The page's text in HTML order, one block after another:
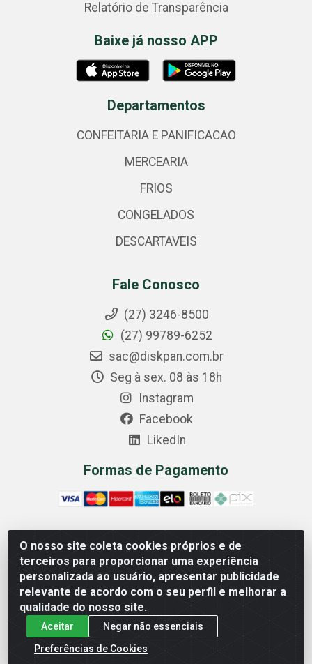
O nosso site coleta cookies próprios e de
terceiros para proporcionar uma experiência
personalizada ao usuário, apresentar publicidade
relevante de acordo com o seu perfil e melhorar a
qualidade do nosso site.
Aceitar
Negar não essenciais
Preferências de Cookies
Relatório de Transparência
Baixe já nosso APP
Departamentos
CONFEITARIA E PANIFICACAO
MERCEARIA
FRIOS
CONGELADOS
DESCARTAVEIS
Fale Conosco
(27) 3246-8500
(27) 99789-6252
sac@diskpan.com.br
Seg à sex. 08 às 18h
Instagram
Facebook
LikedIn
Formas de Pagamento
Comercial Diskpan Ltda - Av. Fernando Antonio, 1911 -
Sotelandia, Cariacica/ES - CEP 29140-669 - CNPJ
02.691.482/0001-07